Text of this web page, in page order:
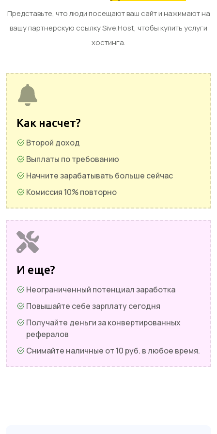
Представьте, что люди посещают ваш сайт и нажимают на
вашу партнерскую ссылку Sive.Host, чтобы купить услуги
хостинга.
Как насчет?
Второй доход
Выплаты по требованию
Начните зарабатывать больше сейчас
Комиссия 10% повторно
И еще?
Неограниченный потенциал заработка
Повышайте себе зарплату сегодня
Получайте деньги за конвертированных
рефералов
Снимайте наличные от 10 руб. в любое время.